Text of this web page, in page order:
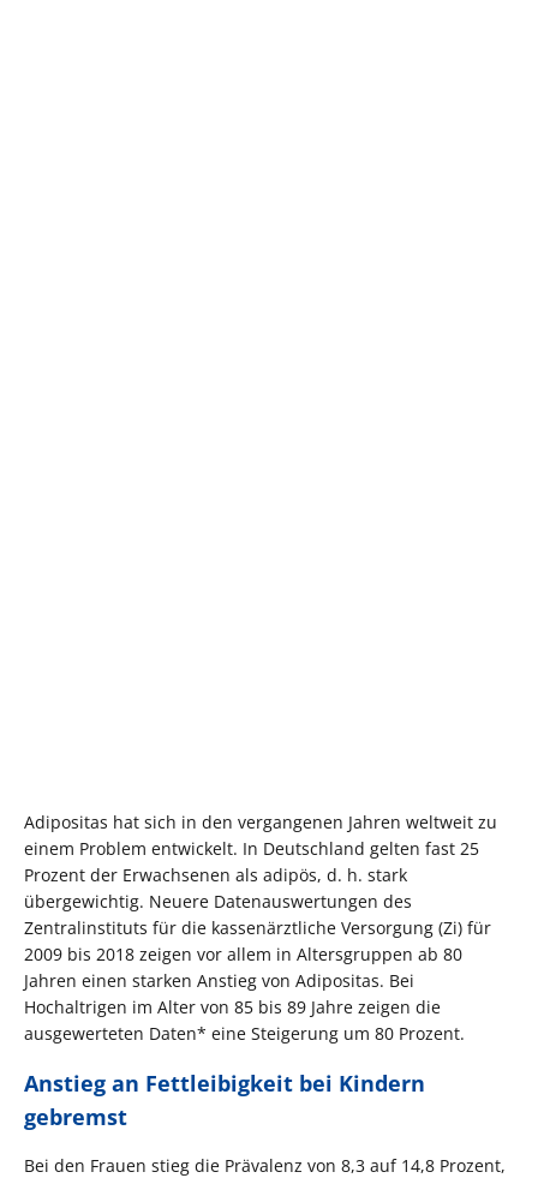
Adipositas hat sich in den vergangenen Jahren weltweit zu
einem Problem entwickelt. In Deutschland gelten fast 25
Prozent der Erwachsenen als adipös, d. h. stark
übergewichtig. Neuere Datenauswertungen des
Zentralinstituts für die kassenärztliche Versorgung (Zi) für
2009 bis 2018 zeigen vor allem in Altersgruppen ab 80
Jahren einen starken Anstieg von Adipositas. Bei
Hochaltrigen im Alter von 85 bis 89 Jahre zeigen die
ausgewerteten Daten* eine Steigerung um 80 Prozent.
Anstieg an Fettleibigkeit bei Kindern
gebremst
Bei den Frauen stieg die Prävalenz von 8,3 auf 14,8 Prozent,